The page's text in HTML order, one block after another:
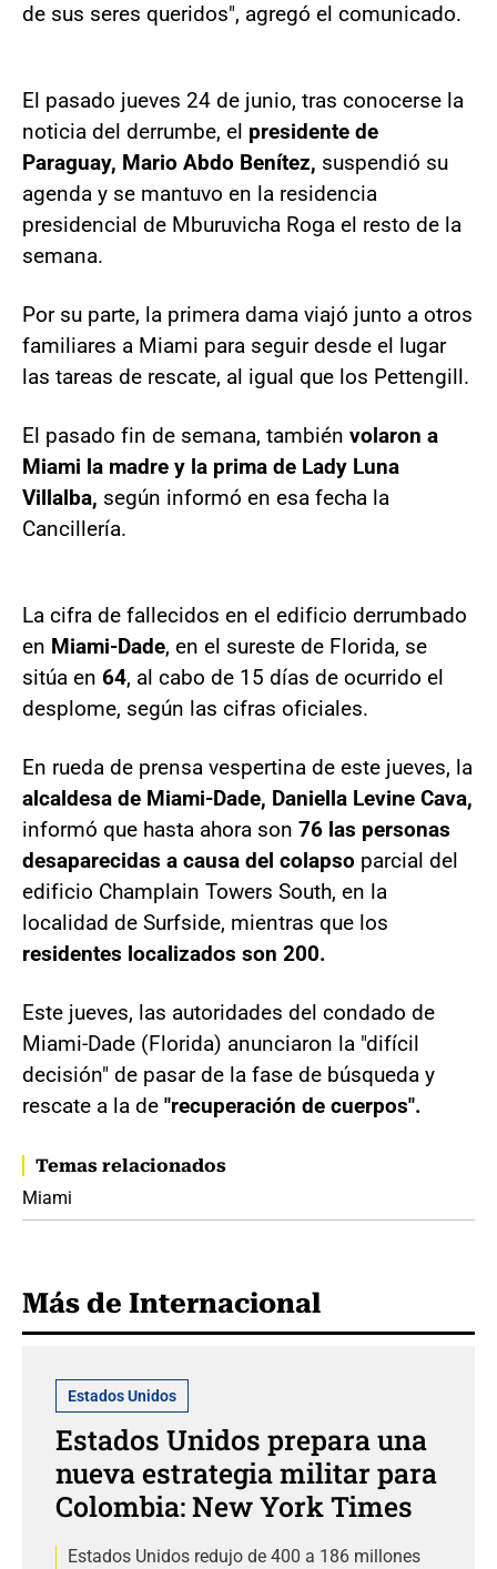
de sus seres queridos", agregó el comunicado.
El pasado jueves 24 de junio, tras conocerse la
noticia del derrumbe, el presidente de
Paraguay, Mario Abdo Benítez, suspendió su
agenda y se mantuvo en la residencia
presidencial de Mburuvicha Roga el resto de la
semana.
Por su parte, la primera dama viajó junto a otros
familiares a Miami para seguir desde el lugar
las tareas de rescate, al igual que los Pettengill.
El pasado fin de semana, también volaron a
Miami la madre y la prima de Lady Luna
Villalba, según informó en esa fecha la
Cancillería.
La cifra de fallecidos en el edificio derrumbado
en Miami-Dade, en el sureste de Florida, se
sitúa en 64, al cabo de 15 días de ocurrido el
desplome, según las cifras oficiales.
En rueda de prensa vespertina de este jueves, la
alcaldesa de Miami-Dade, Daniella Levine Cava,
informó que hasta ahora son 76 las personas
desaparecidas a causa del colapso parcial del
edificio Champlain Towers South, en la
localidad de Surfside, mientras que los
residentes localizados son 200.
Este jueves, las autoridades del condado de
Miami-Dade (Florida) anunciaron la "difícil
decisión" de pasar de la fase de búsqueda y
rescate a la de "recuperación de cuerpos".
Temas relacionados
Miami
Más de Internacional
Estados Unidos
Estados Unidos prepara una
nueva estrategia militar para
Colombia: New York Times
Estados Unidos redujo de 400 a 186 millones